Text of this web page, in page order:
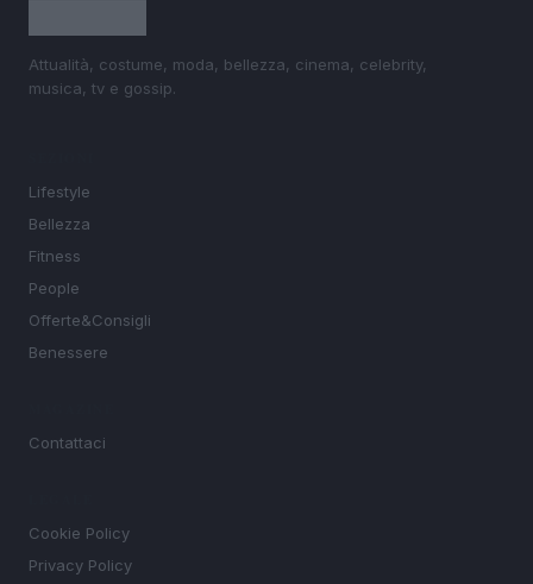
Attualità, costume, moda, bellezza, cinema, celebrity,
musica, tv e gossip.
Lifestyle
Bellezza
Fitness
People
Offerte&Consigli
Benessere
Contattaci
Cookie Policy
Privacy Policy